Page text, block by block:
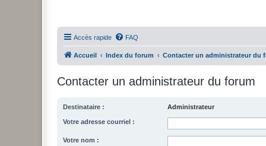
Accès rapide FAQ
Accueil Index du forum Contacter un administrateur du
Contacter un administrateur du forum
Destinataire : Administrateur
Votre adresse courriel :
Votre nom :